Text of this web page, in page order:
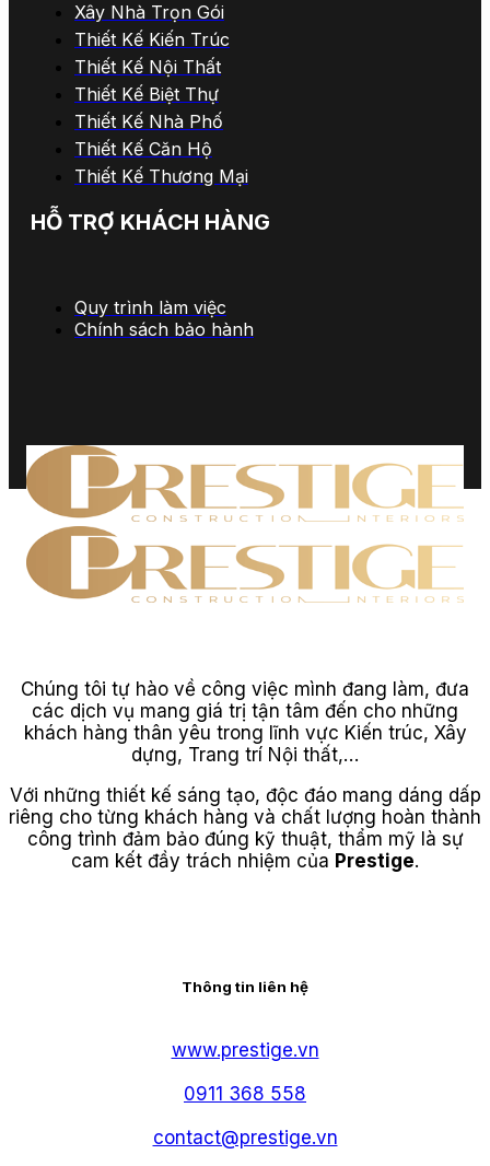
Xây Nhà Trọn Gói
Thiết Kế Kiến Trúc
Thiết Kế Nội Thất
Thiết Kế Biệt Thự
Thiết Kế Nhà Phố
Thiết Kế Căn Hộ
Thiết Kế Thương Mại
HỖ TRỢ KHÁCH HÀNG
Quy trình làm việc
Chính sách bảo hành
Chúng tôi tự hào về công việc mình đang làm, đưa
các dịch vụ mang giá trị tận tâm đến cho những
khách hàng thân yêu trong lĩnh vực Kiến trúc, Xây
dựng, Trang trí Nội thất,…
Với những thiết kế sáng tạo, độc đáo mang dáng dấp
riêng cho từng khách hàng và chất lượng hoàn thành
công trình đảm bảo đúng kỹ thuật, thẩm mỹ là sự
cam kết đầy trách nhiệm của Prestige.
Thông tin liên hệ
www.prestige.vn
0911 368 558
contact@prestige.vn